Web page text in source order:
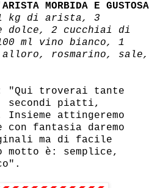
MORBIDA E GUSTOSA
kg di arista, 3
dolce, 2 cucchiai di
ml vino bianco, 1
rosmarino, sale,
"Qui troverai tante
secondi piatti,
attingeremo
fantasia daremo
ma di facile
motto è: semplice,